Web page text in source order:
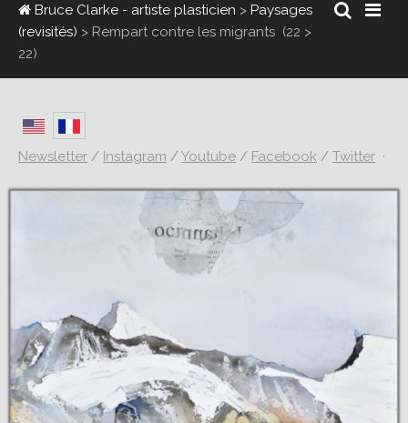
Bruce Clarke - artiste plasticien > Paysages
(revisités) > Rempart contre les migrants (22 >
22)
Newsletter / Instagram /Youtube / Facebook / Twitter ·